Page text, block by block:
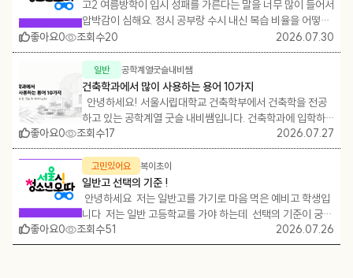
과 성향인데, 희망
과, 재활치료사는
리상담사는 문과
러 개고 확정된 게
택도 너무 어렵습
를 가고 싶은 마
까지 다 A이고 국
학년 2학기 때 역
가 나와도 갈 수
반고 A: 제가 사
또한 현장이나 이송 중에는 의사의 직접 지시 또는 응급의료
통신망을 통한 의료지도를 받아 응급처치를 수행하며, 환자
가 안전하게 치료를 받을 수 있도록 병원까지 이송하는 역할
도 맡습니다. 응급구조사는 1급과 2급으로 구분되며, 자격에
따라 수행할 수 있는 업무 범위가 다릅니다. 2급 응급구조사
는 심폐소생술, 산소투여, 자동심장충격기(AED) 사용 등 기
본적인 응급처치를 담당하고, 1급 응급구조사는 기관삽관, 정
맥로 확보, 약물 투여, 심전도 측정 등 보다 전문적인 응급처
치를 수행할 수 있습니다. 즉, 응급구조사는 응급상황에서
가장 먼저 환자를 만나 생명을 지키는 '골든타임'을 책임지는
핵심 전문인력이라고 할 수 있습니다. 📌1급과 2급은 무엇
이 다를까요? 2급 응급구조사는 기본적인 응급처치를 담당
합니다. ✔ 심폐소생술(CPR) ✔ 자동심장충격기(AED) 사
용 ✔ 산소투여 ✔ 출혈 지혈 및 골절 고정 등 반면 1급 응급
구조사는 더욱 전문적인 응급처치를 수행할 수 있습니다. ✔
기관삽관 및 기도 확보 ✔ 정맥로 확보 및 수액 투여 ✔ 에피
어 가는 과정을 배우게 됩니다. 하나의 프로젝트는 보통 한 학
기 동안 진행되며, 아이디어를 발전시키고 수정하는 과정을
반복하면서 최종 결과물을 완성하게 됩니다. 팀 프로젝트로
진행할 때도 있지만 최종 프로젝트는 결국 개별 프로젝트의
결과물로 완성되는데요, 팀 프로젝트가 아닐 경우, 보통은 설
계 수업 시간에 교수님과 1대1 크리틱을 받으면서 이 5단계를
순차적으로 진행하게 됩니다. 그렇다면 건축설계 수업은 어
떤 순서로 진행되는지 살펴보겠습니다. 이번 게시글에서 설
명하는 용어를 잘 모르겠다면, 이전 게시글인 https://www.
youthnavi.net/customer/homebase/galleryDetail?p
aramUid=HBSUIDNV_00000000000000017190
를 참고하는 것도 추천합니다! 첫 번째 단계는 대상지 및 프
로그램 설정입니다. 설계는 건물의 형태를 생각하는 것보다
먼저 건물이 어디에 지어질지, 그리고 어떤 용도로 사용될지
를 정하는 것에서 시작됩니다. 졸업설계를 제외하고, 보통 첫
시간에 이번 학기에 어떤 땅에 어떤 건물을 지을지 교수님들
고2 여름방학이 입시 성패를 가른다는 말을 너무 많이 들어서
압박감이 심해요. 정시 공부랑 수시 내신 복습 비율을 어떻게
나눠서 계획을 짜야 할지 전혀 감이 안 잡힙니다. 무작정 계획
만 무리하게 세우다가 작심삼일로 끝날까 봐 걱정인데, 현실
적인 고2 방학 루틴 짜는 법 알려주세요!
좋아요0 조회수20 2026.07.30
일반 공학계열굿슬내비쌤
건축학과에서 많이 사용하는 용어 10가지
안녕하세요! 서울시립대학교 건축학부에서 건축학을 전공
하고 있는 공학계열 굿슬 내비쌤입니다. 건축학과에 입학하
게 되면 일상에서는 쉽게 사용하지 않는 다양한 건축 용어들
을 자연스럽게 접하게 됩니다. 처음에는 낯설게 느껴지는 단
어들도 있지만, 설계 과정을 반복하다 보면 건축적인 사고를
하기 위한 기본 언어처럼 익숙해지게 되는데요, 건축학과 학
생들이 설계 과정에서 자주 사용하는 대표적인 건축 용어 10
가지를 쉬운 예시와 함께 풀어 설명해 드리겠습니다! 1. 매스
(Mass) 매스는 건축물의 전체적인 형태와 덩어리를 의미하
는 용어입니다. 건축 설계 초기 단계에서는 세부적인 공간을
좋아요0 조회수17 2026.07.27
고민있어요 복이초이
일반고 선택의 기준 !
안녕하세요 저는 일반고를 가기로 마음 먹은 예비고 학생입
니다 저는 일반 고등학교를 가야 하는데 선택의 기준이 궁금
합니다 . 저는 이과 계열 - 약사 또는 수학교사를 원해요 일
단 내신을 잘 받고 푼데 . 유리할 수 있는 일반고의 조건이 무
좋아요0 조회수51 2026.07.26